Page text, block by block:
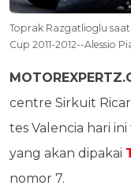
Toprak Razgatlioglu
Cup 2011-2012--Alessio
centre Sirkuit
tes Valencia hari
yang akan dipakai
nomor 7.